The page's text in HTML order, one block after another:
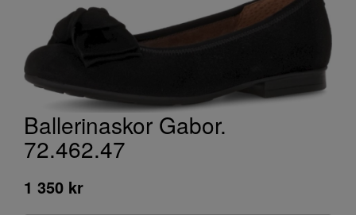
Ballerinaskor Gabor.
72.462.47
1 350 kr